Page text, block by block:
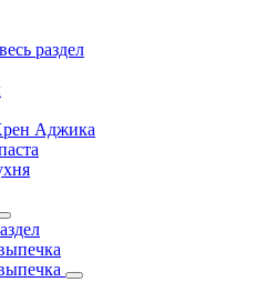
раздел
Аджика